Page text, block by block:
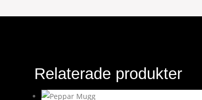
Relaterade produkter